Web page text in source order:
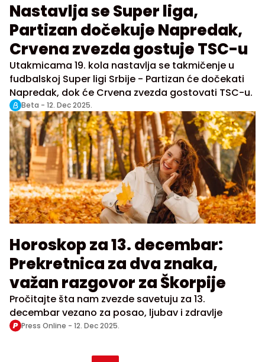
Nastavlja se Super liga,
Partizan dočekuje Napredak,
Crvena zvezda gostuje TSC-u
Utakmicama 19. kola nastavlja se takmičenje u
fudbalskoj Super ligi Srbije - Partizan će dočekati
Napredak, dok će Crvena zvezda gostovati TSC-u.
Beta - 12. Dec 2025.
Horoskop za 13. decembar:
Prekretnica za dva znaka,
važan razgovor za Škorpije
Pročitajte šta nam zvezde savetuju za 13.
decembar vezano za posao, ljubav i zdravlje
Press Online - 12. Dec 2025.